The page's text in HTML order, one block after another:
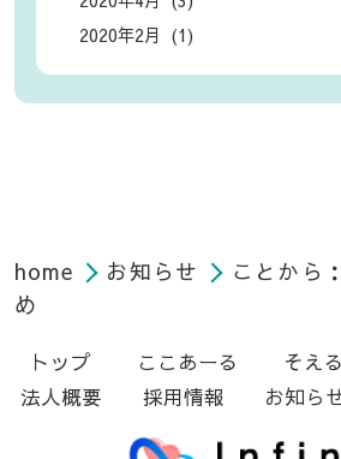
2020年2月 (1)
home お知らせ
ことから
め
トップ ここあーる そえる
法人概要
採用情報 お知ら